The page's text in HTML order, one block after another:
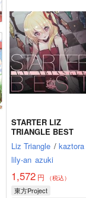
STARTER LIZ
TRIANGLE BEST
Liz Triangle / kaztora
lily-an azuki
1,572 円 （税込）
東方Project